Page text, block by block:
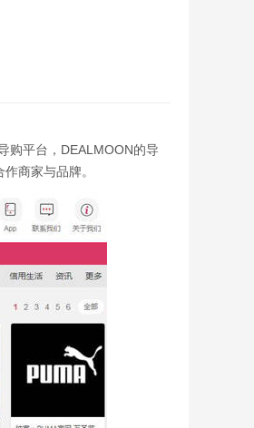
购平台，DEALMOON的导
商家与品牌。